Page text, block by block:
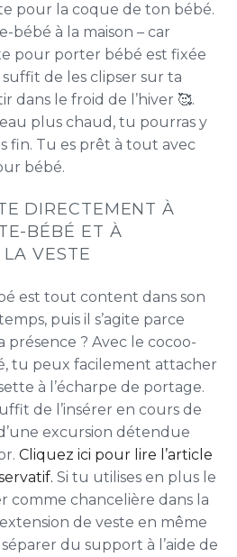
pour la coque de ton bébé.
bébé à la maison – car
pour porter bébé est fixée
de les clipser sur ta
dans le froid de l’hiver 🥰.
plus chaud, tu pourras y
fin. Tu es prêt à tout avec
bébé.
DIRECTEMENT À
BÉBÉ ET À
LA VESTE
est tout content dans son
puis il s’agite parce
présence ? Avec le cocoo-
tu peux facilement attacher
à l’écharpe de portage.
de l’insérer en cours de
excursion détendue
Cliquez ici pour lire l’article
Si tu utilises en plus le
comme chancelière dans la
de veste en même
du support à l’aide de